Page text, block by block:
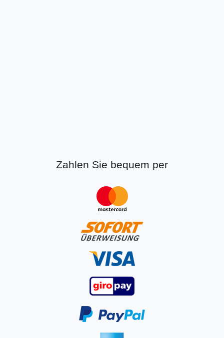
Zahlen Sie bequem per